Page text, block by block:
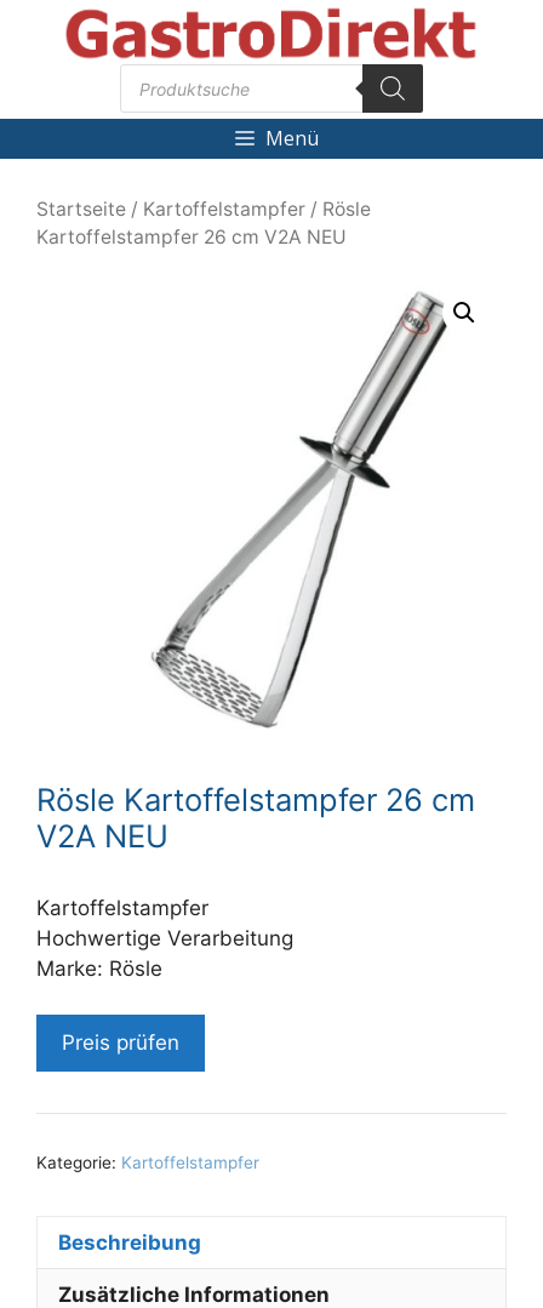
Products
search
Menü
Startseite / Kartoffelstampfer / Rösle
Kartoffelstampfer 26 cm V2A NEU
Rösle Kartoffelstampfer 26 cm
V2A NEU
Kartoffelstampfer
Hochwertige Verarbeitung
Marke: Rösle
Preis prüfen
Kategorie: Kartoffelstampfer
Beschreibung
Zusätzliche Informationen